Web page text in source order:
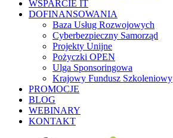
WSPARCIE IT
DOFINANSOWANIA
Baza Usług Rozwojowych
Cyberbezpieczny Samorząd
Projekty Unijne
Pożyczki OPEN
Ulga Sponsoringowa
Krajowy Fundusz Szkoleniowy
PROMOCJE
BLOG
WEBINARY
KONTAKT